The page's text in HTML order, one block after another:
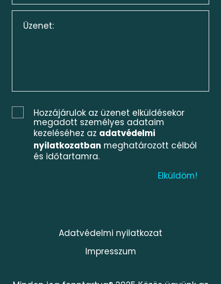
Hozzájárulok az üzenet elküldésekor
megadott személyes adataim
kezeléséhez az adatvédelmi
nyilatkozatban meghatározott célból
és időtartamra.
Adatvédelmi nyilatkozat
Impresszum